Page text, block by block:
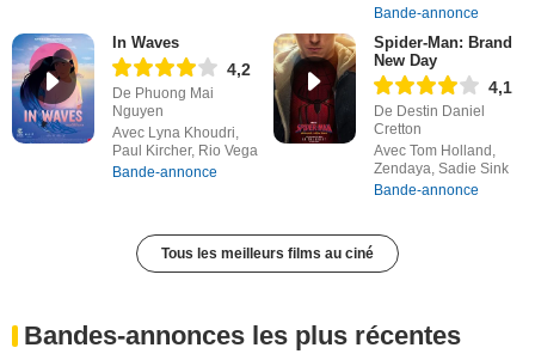
Bande-annonce
In Waves
4,2
De Phuong Mai
Nguyen
Avec Lyna Khoudri,
Paul Kircher, Rio Vega
Bande-annonce
Spider-Man: Brand
New Day
4,1
De Destin Daniel
Cretton
Avec Tom Holland,
Zendaya, Sadie Sink
Bande-annonce
Tous les meilleurs films au ciné
Bandes-annonces les plus récentes